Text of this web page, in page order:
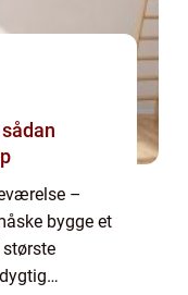
–
bygge et